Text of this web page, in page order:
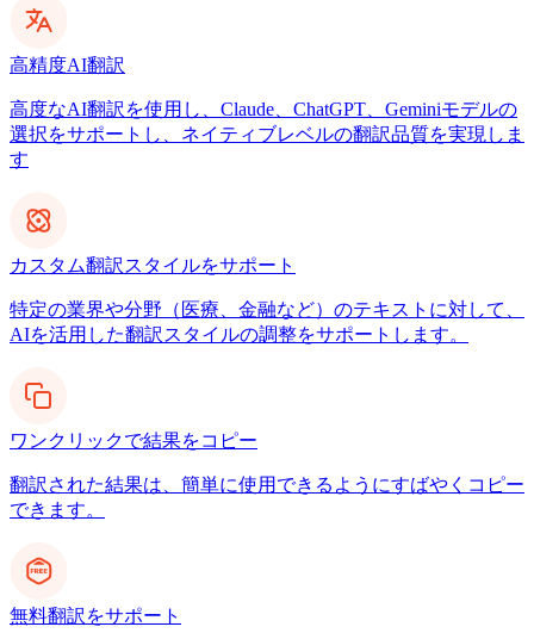
高精度AI翻訳
高度なAI翻訳を使用し、Claude、ChatGPT、Geminiモデルの
選択をサポートし、ネイティブレベルの翻訳品質を実現しま
す
カスタム翻訳スタイルをサポート
特定の業界や分野（医療、金融など）のテキストに対して、
AIを活用した翻訳スタイルの調整をサポートします。
ワンクリックで結果をコピー
翻訳された結果は、簡単に使用できるようにすばやくコピー
できます。
無料翻訳をサポート